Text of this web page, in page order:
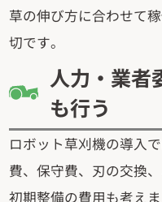
草の伸び方に合わせて
切です。
人力・業者
も行う
ロボット草刈機の導入
費、保守費、刃の交換
初期整備の費用も考えま